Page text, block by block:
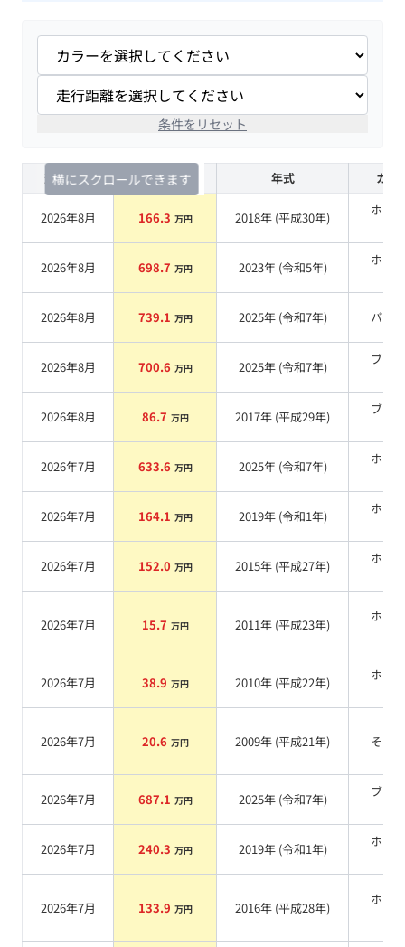
条件をリセット
横にスクロールできます
査定時期 セルカ実績 年式 カラ
2026年8月 166.3 万円 2018年 (平成30年)
ホワ
2026年8月 698.7 万円 2023年 (令和5年)
ホワ
2026年8月 739.1 万円 2025年 (令和7年) パール
2026年8月 700.6 万円 2025年 (令和7年)
ブラ
2026年8月 86.7 万円 2017年 (平成29年)
ブラ
2026年7月 633.6 万円 2025年 (令和7年)
ホワ
2026年7月 164.1 万円 2019年 (令和1年)
ホワ
2026年7月 152.0 万円 2015年 (平成27年)
ホワ
2026年7月 15.7 万円 2011年 (平成23年)
ホワ
2026年7月 38.9 万円 2010年 (平成22年)
ホワ
2026年7月 20.6 万円 2009年 (平成21年) その他
2026年7月 687.1 万円 2025年 (令和7年)
ブラ
2026年7月 240.3 万円 2019年 (令和1年)
ホワ
2026年7月 133.9 万円 2016年 (平成28年)
ホワ